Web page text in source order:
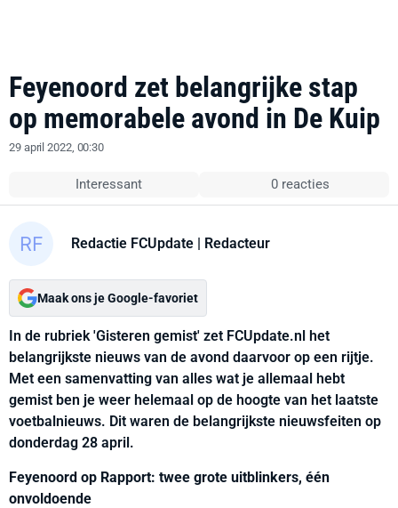
Feyenoord zet belangrijke stap
op memorabele avond in De Kuip
29 april 2022, 00:30
Interessant 0 reacties
Redactie FCUpdate | Redacteur
Maak ons je Google-favoriet
In de rubriek 'Gisteren gemist' zet FCUpdate.nl het
belangrijkste nieuws van de avond daarvoor op een rijtje.
Met een samenvatting van alles wat je allemaal hebt
gemist ben je weer helemaal op de hoogte van het laatste
voetbalnieuws. Dit waren de belangrijkste nieuwsfeiten op
donderdag 28 april.
Feyenoord op Rapport: twee grote uitblinkers, één
onvoldoende